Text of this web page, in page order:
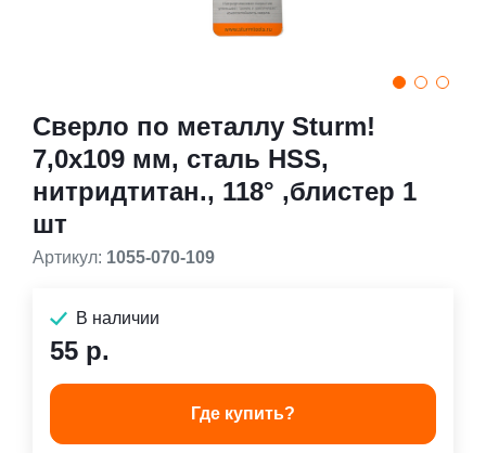
Сверло по металлу Sturm!
7,0х109 мм, сталь HSS,
нитридтитан., 118° ,блистер 1
шт
Артикул: 1055-070-109
В наличии
55 р.
Где купить?